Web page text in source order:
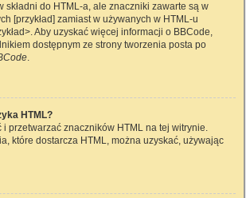
składni do HTML-a, ale znaczniki zawarte są w
[przykład] zamiast w używanych w HTML-u
Aby uzyskać więcej informacji o BBCode,
dostępnym ze strony tworzenia posta po
.
HTML?
i przetwarzać znaczników HTML na tej witrynie.
które dostarcza HTML, można uzyskać, używając